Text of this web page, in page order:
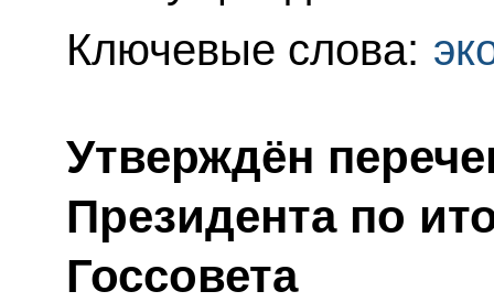
Ключевые слова:
Утверждён
Президента по
Госсовета